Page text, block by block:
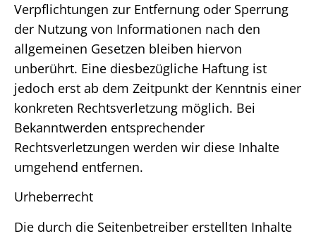
Verpflichtungen zur Entfernung oder Sperrung
der Nutzung von Informationen nach den
allgemeinen Gesetzen bleiben hiervon
unberührt. Eine diesbezügliche Haftung ist
jedoch erst ab dem Zeitpunkt der Kenntnis einer
konkreten Rechtsverletzung möglich. Bei
Bekanntwerden entsprechender
Rechtsverletzungen werden wir diese Inhalte
umgehend entfernen.
Urheberrecht
Die durch die Seitenbetreiber erstellten Inhalte